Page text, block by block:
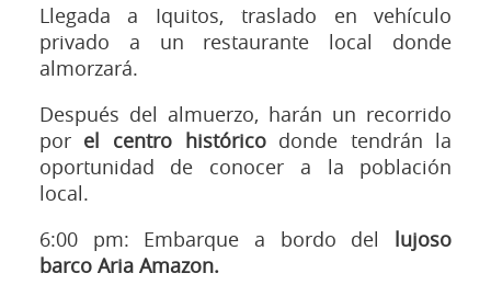
Llegada a Iquitos, traslado en vehículo
privado a un restaurante local donde
almorzará.
Después del almuerzo, harán un recorrido
por el centro históricodonde tendrán la
oportunidad de conocer a la población
local.
6:00 pm: Embarque a bordo del lujoso
barco Aria Amazon.